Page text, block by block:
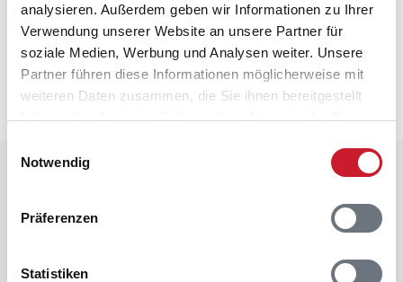
analysieren. Außerdem geben wir Informationen zu Ihrer
Verwendung unserer Website an unsere Partner für
soziale Medien, Werbung und Analysen weiter. Unsere
Partner führen diese Informationen möglicherweise mit
weiteren Daten zusammen, die Sie ihnen bereitgestellt
haben oder die sie im Rahmen Ihrer Nutzung der Dienste
Notwendig
Präferenzen
Statistiken
Neben- und Verbrauchskosten
Die aktuellen Verbrauchskosten finden Sie im
nächsten Schritt im Buchungsformular.
Raumaufteilung